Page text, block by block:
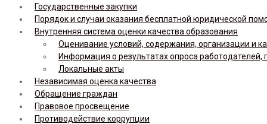
Государственные закупки
Порядок и случаи оказания бесплатной юридической
Внутренняя система оценки качества образования
Оценивание условий, содержания, организации и
Информация о результатах опроса
Локальные акты
Независимая оценка качества
Обращение граждан
Правовое просвещение
Противодействие коррупции